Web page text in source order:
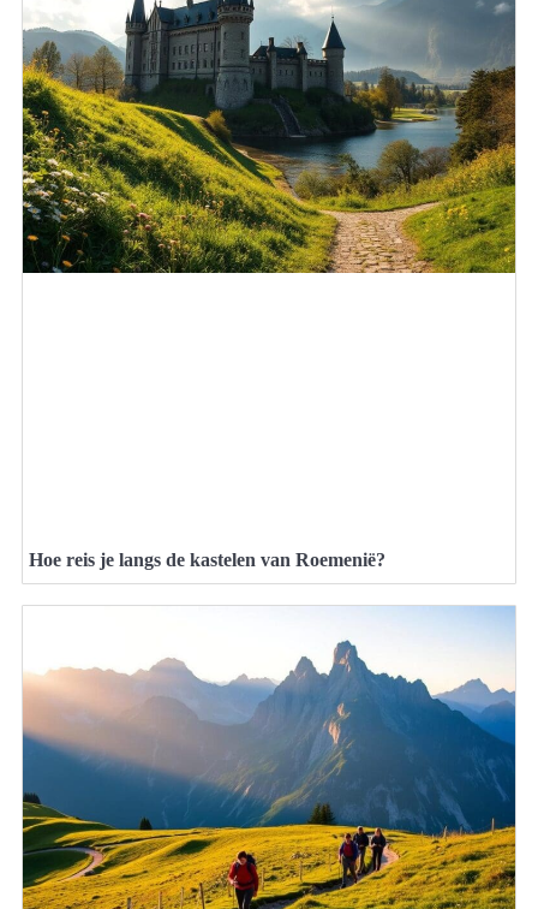
Hoe reis je langs de kastelen van Roemenië?